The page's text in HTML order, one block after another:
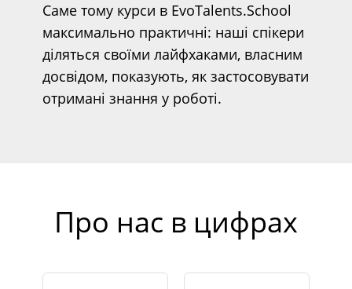
Саме тому курси в EvoTalents.School
максимально практичні: наші спікери
діляться своїми лайфхаками, власним
досвідом, показують, як застосовувати
отримані знання у роботі.
Про нас в цифрах